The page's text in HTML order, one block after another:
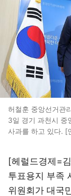
허철훈 중앙선거관
3일 경기 과천시 중
사과를 하고 있다. [
[헤럴드경제=
투표용지 부족
위원회가 대국